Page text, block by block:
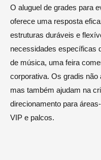
O aluguel de grades para
oferece uma resposta
estruturas duráveis e
necessidades específicas
de música, uma feira
corporativa. Os gradis
mas também ajudam na
direcionamento para
VIP e palcos.